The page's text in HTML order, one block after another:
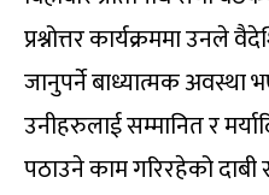
प्रश्नोत्तर कार्यक्रममा उनले
जानुपर्ने बाध्यात्मक
उनीहरुलाई सम्मानित र
पठाउने काम गरिरहेको